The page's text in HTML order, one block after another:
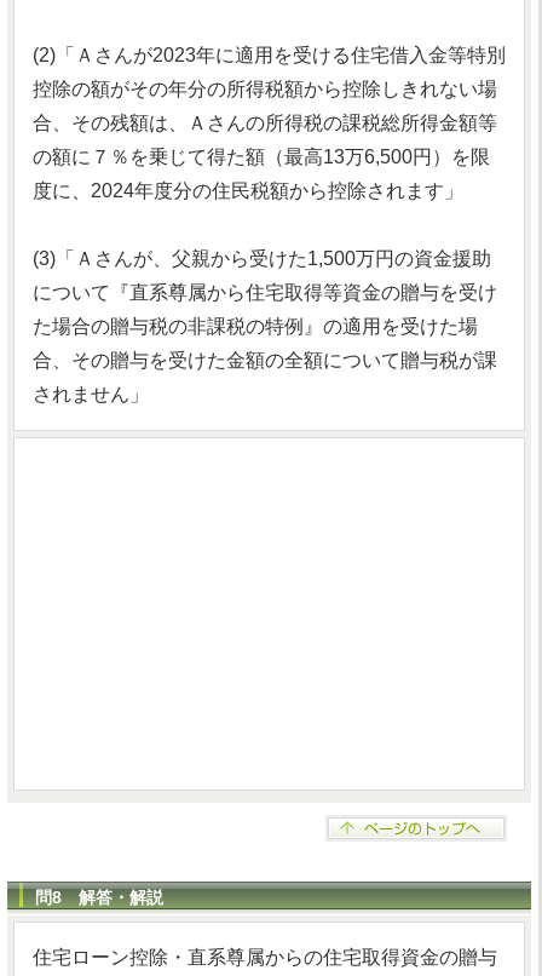
(2)「Ａさんが2023年に適用を受ける住宅借入金等特別
控除の額がその年分の所得税額から控除しきれない場
合、その残額は、Ａさんの所得税の課税総所得金額等
の額に７％を乗じて得た額（最高13万6,500円）を限
度に、2024年度分の住民税額から控除されます」
(3)「Ａさんが、父親から受けた1,500万円の資金援助
について『直系尊属から住宅取得等資金の贈与を受け
た場合の贈与税の非課税の特例』の適用を受けた場
合、その贈与を受けた金額の全額について贈与税が課
されません」
問8 解答・解説
住宅ローン控除・直系尊属からの住宅取得資金の贈与